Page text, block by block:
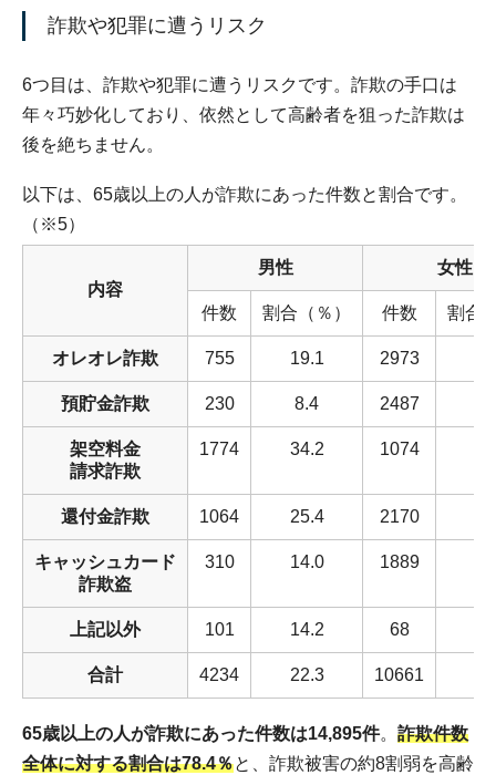
詐欺や犯罪に遭うリスク
6つ目は、詐欺や犯罪に遭うリスクです。詐欺の手口は
年々巧妙化しており、依然として高齢者を狙った詐欺は
後を絶ちません。
以下は、65歳以上の人が詐欺にあった件数と割合です。
（※5）
内容
男性 女性
件数 割合（％） 件数 割合
オレオレ詐欺 755 19.1 2973
預貯金詐欺 230 8.4 2487
架空料金
請求詐欺
1774 34.2 1074
還付金詐欺 1064 25.4 2170
キャッシュカード
詐欺盗
310 14.0 1889
上記以外 101 14.2 68
合計 4234 22.3 10661
65歳以上の人が詐欺にあった件数は14,895件。 詐欺件数
全体に対する割合は78.4％と、詐欺被害の約8割弱を高齢